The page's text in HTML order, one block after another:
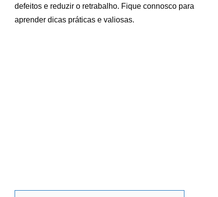
defeitos e reduzir o retrabalho. Fique connosco para
aprender dicas práticas e valiosas.